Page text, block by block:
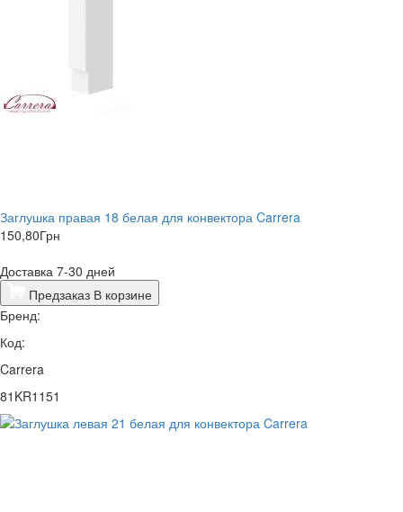
Заглушка правая 18 белая для конвектора Carrera
150,80Грн
Доставка 7-30 дней
Предзаказ В корзине
Бренд:
Код:
Carrera
81KR1151